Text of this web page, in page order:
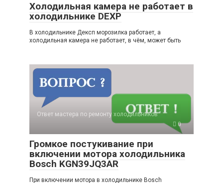
Холодильная камера не работает в
холодильнике DEXP
В холодильнике Дексп морозилка работает, а
холодильная камера не работает, в чём, может быть
Ответ мастера по ремонту холодильников
0
Громкое постукивание при
включении мотора холодильника
Bosch KGN39JQ3AR
При включении мотора в холодильнике Bosch